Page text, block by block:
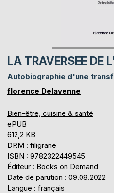
LA TRAVERSEE DE
Autobiographie d'une
florence Delavenne
Bien-être, cuisine & santé
ePUB
612,2 KB
DRM : filigrane
ISBN : 9782322449545
Éditeur : Books on Demand
Date de parution : 09.08.2022
Langue : français